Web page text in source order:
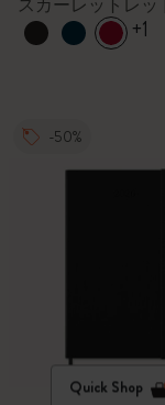
+1
-50%
Quick Shop